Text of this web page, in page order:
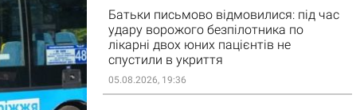
Батьки письмово відмовилися: під час
удару ворожого безпілотника по
лікарні двох юних пацієнтів не
спустили в укриття
05.08.2026, 19:36